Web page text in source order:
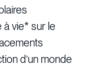
à vie* sur le
d’un monde